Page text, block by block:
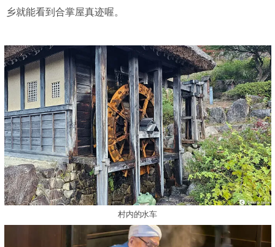
乡就能看到合掌屋真迹喔。
村内的水车